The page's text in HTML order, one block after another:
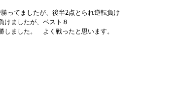
ってましたが、後半2点とられ逆転負け
けましたが、ベスト８
しました。　よく戦ったと思います。